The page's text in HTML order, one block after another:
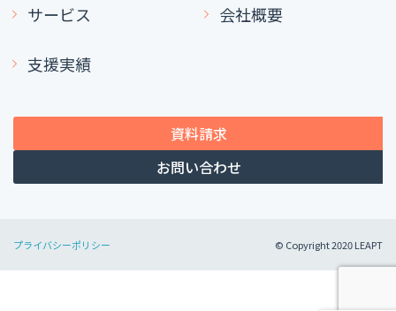
サービス
支援実績
会社概要
資料請求
お問い合わせ
プライバシーポリシー © Copyright 2020 LEAPT